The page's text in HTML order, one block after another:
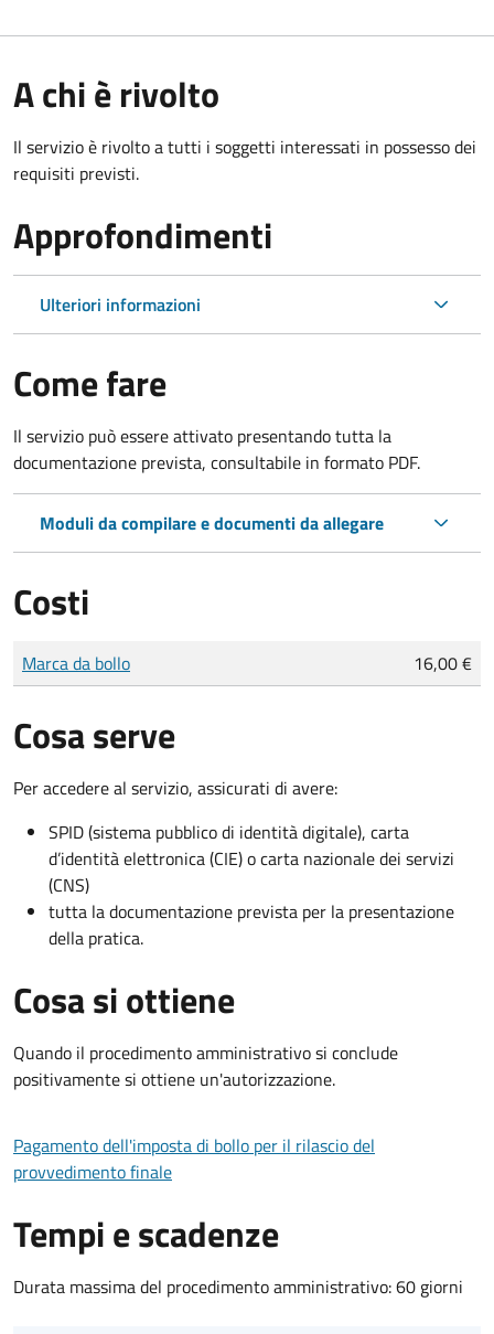
A chi è rivolto
Il servizio è rivolto a tutti i soggetti interessati in possesso dei
requisiti previsti.
Approfondimenti
Ulteriori informazioni
Come fare
Il servizio può essere attivato presentando tutta la
documentazione prevista, consultabile in formato PDF.
Moduli da compilare e documenti da allegare
Costi
Tipo di pagamento
Importo
Marca da bollo 16,00 €
Cosa serve
Per accedere al servizio, assicurati di avere:
SPID (sistema pubblico di identità digitale), carta
d’identità elettronica (CIE) o carta nazionale dei servizi
(CNS)
tutta la documentazione prevista per la presentazione
della pratica.
Cosa si ottiene
Quando il procedimento amministrativo si conclude
positivamente si ottiene un'autorizzazione.
Pagamento dell'imposta di bollo per il rilascio del
provvedimento finale
Tempi e scadenze
Durata massima del procedimento amministrativo: 60 giorni